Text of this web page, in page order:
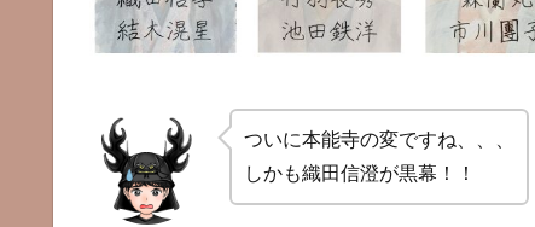
ついに本能寺の変ですね、、、
しかも織田信澄が黒幕！！